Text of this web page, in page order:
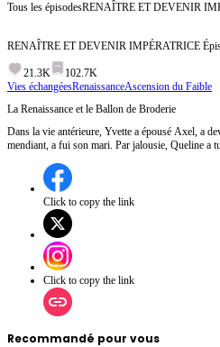
Tous les épisodesRENAÎTRE ET DEVENIR
RENAÎTRE ET DEVENIR IMPÉRATRICE
21.3K
102.7K
Vies échangéesRenaissanceAscension du Faible
La Renaissance et le Ballon de Broderie
Dans la vie antérieure, Yvette a épousé Axel, a
mendiant, a fui son mari. Par jalousie, Queline a
Enfin, Yvette a devenue impératrice. Épisode 1:Yvette et Queline, deux sœurs de la famille
Simon, revivent le jour où elles lancent le ballon
Queline, jalouse du futur heureux d'Yvette dans
événements pour épouser Axel Marcel, ignorant
également revécu, observe avec tristesse et
famille Marcel, et comment Yvette compte-t-elle
Click to copy the link
Click to copy the link
Recommandé pour vous